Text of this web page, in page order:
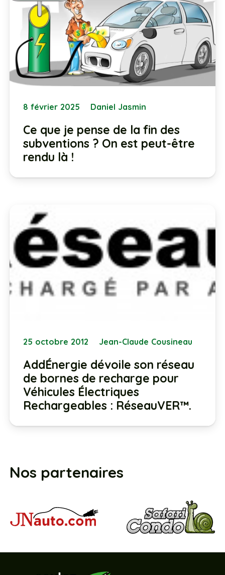
8 février 2025 Daniel Jasmin
Ce que je pense de la fin des
subventions ? On est peut-être
rendu là !
25 octobre 2012 Jean-Claude Cousineau
AddÉnergie dévoile son réseau
de bornes de recharge pour
Véhicules Électriques
Rechargeables : RéseauVER™.
Nos partenaires